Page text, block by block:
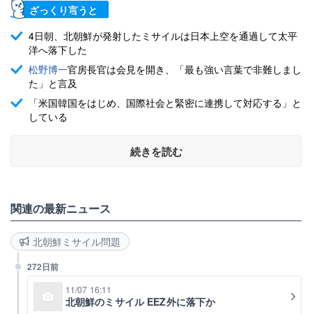
ざっくり言うと
4日朝、北朝鮮が発射したミサイルは日本上空を通過して太平
洋へ落下した
松野博一官房長官は会見を開き、「最も強い言葉で非難しまし
た」と言及
「米国韓国をはじめ、国際社会と緊密に連携して対応する」と
している
続きを読む
関連の最新ニュース
北朝鮮ミサイル問題
272日前
11/07 16:11
北朝鮮のミサイル EEZ外に落下か